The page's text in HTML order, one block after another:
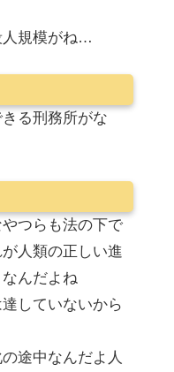
人規模がね…
る刑務所がな
つらも法の下で
人類の正しい進
んだよね
していないから
途中なんだよ人